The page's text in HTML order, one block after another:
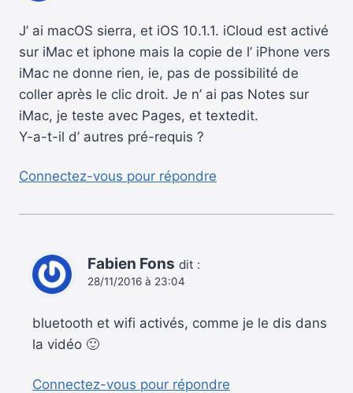
J’ ai macOS sierra, et iOS 10.1.1. iCloud est activé
sur iMac et iphone mais la copie de l’ iPhone vers
iMac ne donne rien, ie, pas de possibilité de
coller après le clic droit. Je n’ ai pas Notes sur
iMac, je teste avec Pages, et textedit.
Y-a-t-il d’ autres pré-requis ?
Connectez-vous pour répondre
Fabien Fons dit :
28/11/2016 à 23:04
bluetooth et wifi activés, comme je le dis dans
la vidéo 🙂
Connectez-vous pour répondre